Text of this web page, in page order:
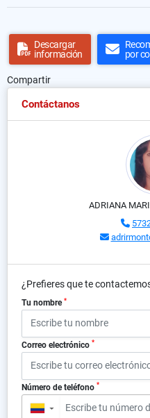
Descargar
información
por
Compartir
Contáctanos
ADRIANA
¿Prefieres que te
Tu nombre *
Correo electrónico *
Número de teléfono *
▼